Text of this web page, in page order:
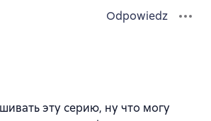
Odpowiedz
эту серию, ну что могу